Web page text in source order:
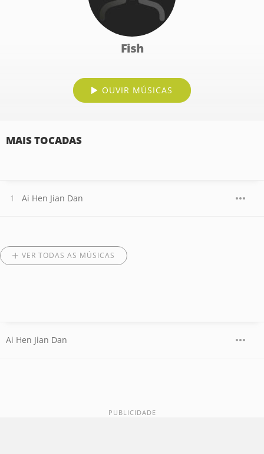
Fish
OUVIR MÚSICAS
MAIS TOCADAS
Ai Hen Jian Dan
VER TODAS AS MÚSICAS
Ai Hen Jian Dan